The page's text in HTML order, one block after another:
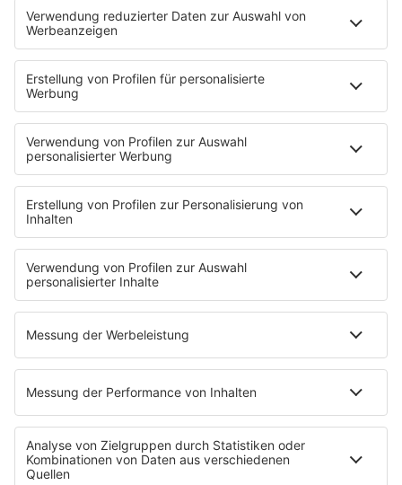
HOME
PROGRAMM
Sendeplan
DJs
Playlist
MUSIC
Streams
Album der Woche
News
Highlights
Charts
EVENTS
Kontakt
Newsletter
Empfang
sunshine live App